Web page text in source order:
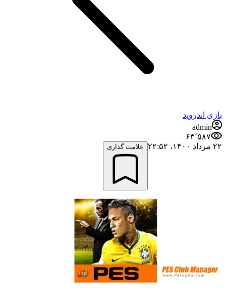
بازی اندروید
admin
۶۳٬۵۸۷
۲۲ مرداد ۱۴۰۰،‏ ۲۲:۵۲
علامت گذاری